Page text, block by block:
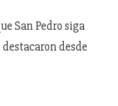
San Pedro siga
desde